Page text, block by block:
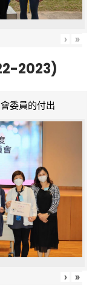
› »
2023)
委員的付出
› »